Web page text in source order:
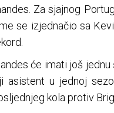
Za sjajnog
se izjednačio sa
će imati još
asistent u jednoj
kola protiv